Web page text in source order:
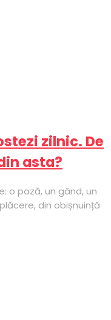
zilnic. De
asta?
o poză, un gând, un
din obișnuință